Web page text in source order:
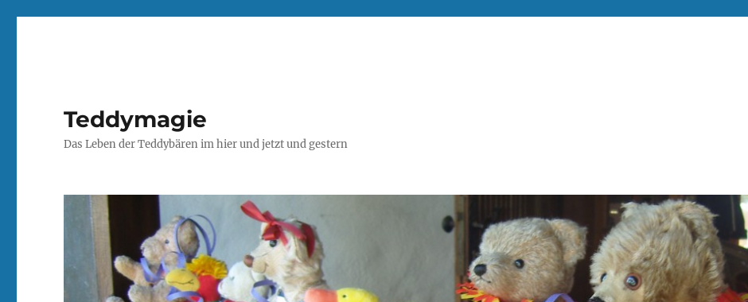
Teddymagie
Das Leben der Teddybären im hier und jetzt und gestern